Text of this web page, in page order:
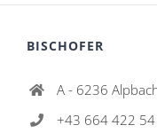
BISCHOFER
A - 6236
+43 664 422